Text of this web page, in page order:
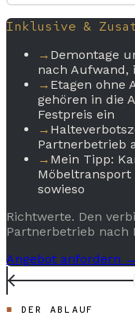
Inklusive &
→ Demontage
nach Aufwand,
→ Etagen ohne
gehören in die
Festpreis ein
→
Partnerbetrieb
→ Mein Tipp:
sowieso
Richtwerte. Den
Partnerbetrieb nach
Angebot anfordern →
DER ABLAUF